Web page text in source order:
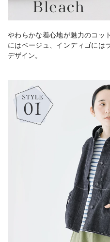
やわらかな着心地が魅力のコッ
にはベージュ、インディゴには
デザイン。